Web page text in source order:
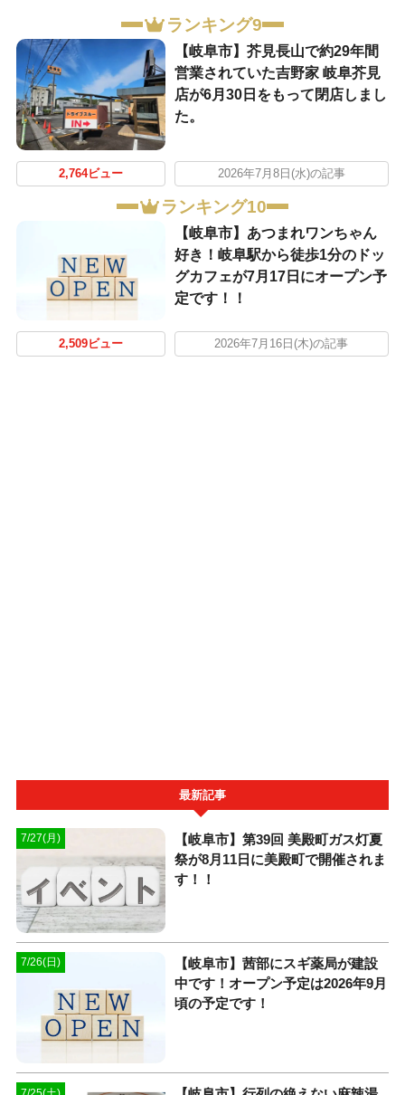
ランキング9
【岐阜市】芥見長山で約29年間
営業されていた吉野家 岐阜芥見
店が6月30日をもって閉店しまし
た。
2,764ビュー 2026年7月8日(水)の記事
ランキング10
【岐阜市】あつまれワンちゃん
好き！岐阜駅から徒歩1分のドッ
グカフェが7月17日にオープン予
定です！！
2,509ビュー 2026年7月16日(木)の記事
最新記事
7/27(月)
【岐阜市】第39回 美殿町ガス灯夏
祭が8月11日に美殿町で開催されま
す！！
7/26(日)
【岐阜市】茜部にスギ薬局が建設
中です！オープン予定は2026年9月
頃の予定です！